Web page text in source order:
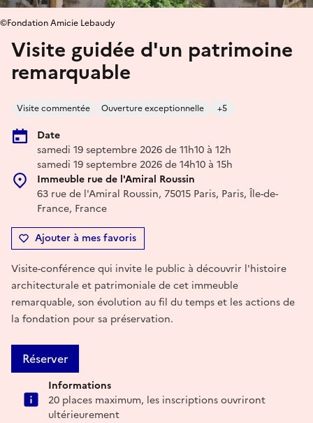
Visite guidée d'un patrimoine
remarquable
Visite commentée Ouverture exceptionnelle +5
Date
samedi 19 septembre 2026 de 11h10 à 12h
samedi 19 septembre 2026 de 14h10 à 15h
Immeuble rue de l'Amiral Roussin
63 rue de l'Amiral Roussin, 75015 Paris, Paris, Île-de-
France, France
Ajouter à mes favoris
©Fondation Amicie Lebaudy
Visite-conférence qui invite le public à découvrir l'histoire
architecturale et patrimoniale de cet immeuble
remarquable, son évolution au fil du temps et les actions de
la fondation pour sa préservation.
Réserver
Informations
20 places maximum, les inscriptions ouvriront
ultérieurement